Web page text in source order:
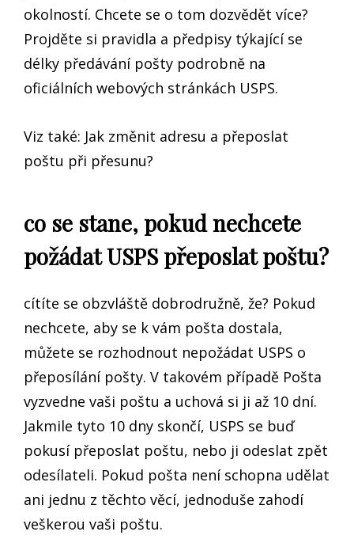
okolností. Chcete se o tom dozvědět více?
Projděte si pravidla a předpisy týkající se
délky předávání pošty podrobně na
oficiálních webových stránkách USPS.
Viz také: Jak změnit adresu a přeposlat
poštu při přesunu?
co se stane, pokud nechcete
požádat USPS přeposlat poštu?
cítíte se obzvláště dobrodružně, že? Pokud
nechcete, aby se k vám pošta dostala,
můžete se rozhodnout nepožádat USPS o
přeposílání pošty. V takovém případě Pošta
vyzvedne vaši poštu a uchová si ji až 10 dní.
Jakmile tyto 10 dny skončí, USPS se buď
pokusí přeposlat poštu, nebo ji odeslat zpět
odesílateli. Pokud pošta není schopna udělat
ani jednu z těchto věcí, jednoduše zahodí
veškerou vaši poštu.